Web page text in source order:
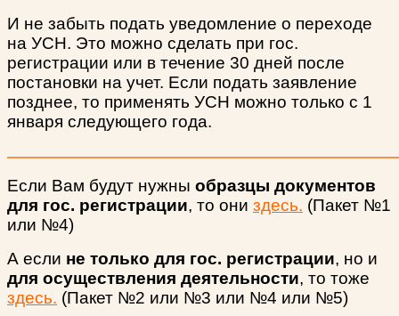
И не забыть подать уведомление о переходе
на УСН. Это можно сделать при гос.
регистрации или в течение 30 дней после
постановки на учет. Если подать заявление
позднее, то применять УСН можно только с 1
января следующего года.
Если Вам будут нужны образцы документов
для гос. регистрации, то они здесь. (Пакет №1
или №4)
А если не только для гос. регистрации, но и
для осуществления деятельности, то тоже
здесь. (Пакет №2 или №3 или №4 или №5)